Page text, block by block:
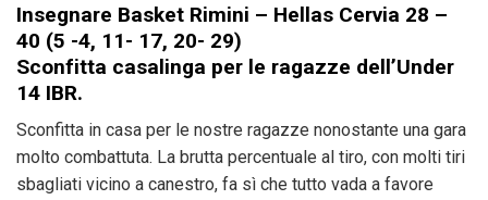
Insegnare Basket Rimini – Hellas Cervia 28 –
40 (5 -4, 11- 17, 20- 29)
Sconfitta casalinga per le ragazze dell’Under
14 IBR.
Sconfitta in casa per le nostre ragazze nonostante una gara
molto combattuta. La brutta percentuale al tiro, con molti tiri
sbagliati vicino a canestro, fa sì che tutto vada a favore